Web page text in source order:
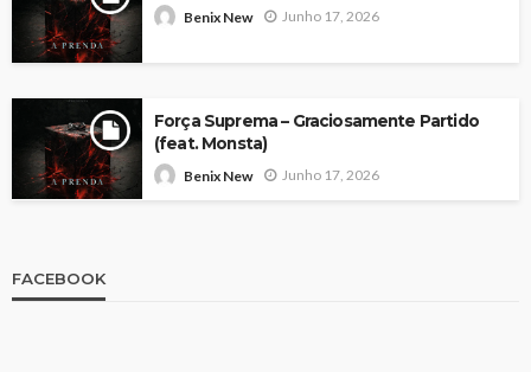
Benix New Junho 17, 2026
Força Suprema – Graciosamente Partido
(feat. Monsta)
Benix New Junho 17, 2026
FACEBOOK